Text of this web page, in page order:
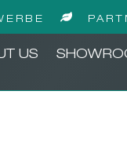
US